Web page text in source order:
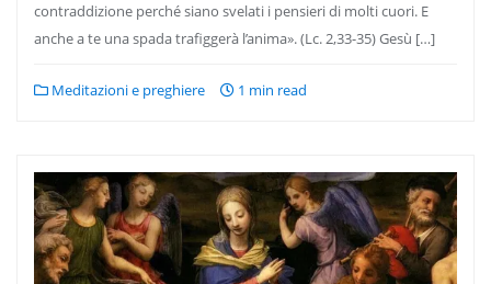
contraddizione perché siano svelati i pensieri di molti cuori. E
anche a te una spada trafiggerà l’anima». (Lc. 2,33-35) Gesù […]
Meditazioni e preghiere 1 min read